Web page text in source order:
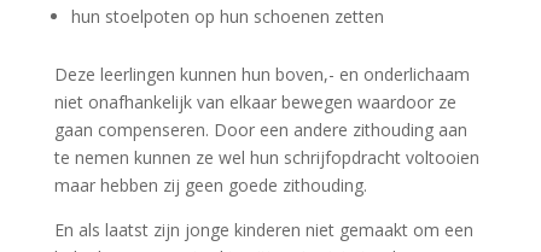
hun stoelpoten op hun schoenen zetten
Deze leerlingen kunnen hun boven,- en onderlichaam
niet onafhankelijk van elkaar bewegen waardoor ze
gaan compenseren. Door een andere zithouding aan
te nemen kunnen ze wel hun schrijfopdracht voltooien
maar hebben zij geen goede zithouding.
En als laatst zijn jonge kinderen niet gemaakt om een